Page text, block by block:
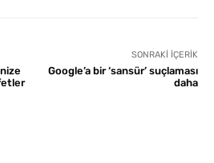
SONRAKI İÇERIK
Google’a bir ‘sansür’ suçlaması
daha